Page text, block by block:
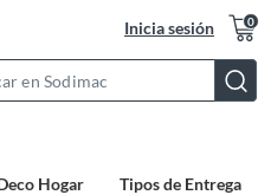
Inicia sesión 0
Bar
Hogar Tipos de Entrega